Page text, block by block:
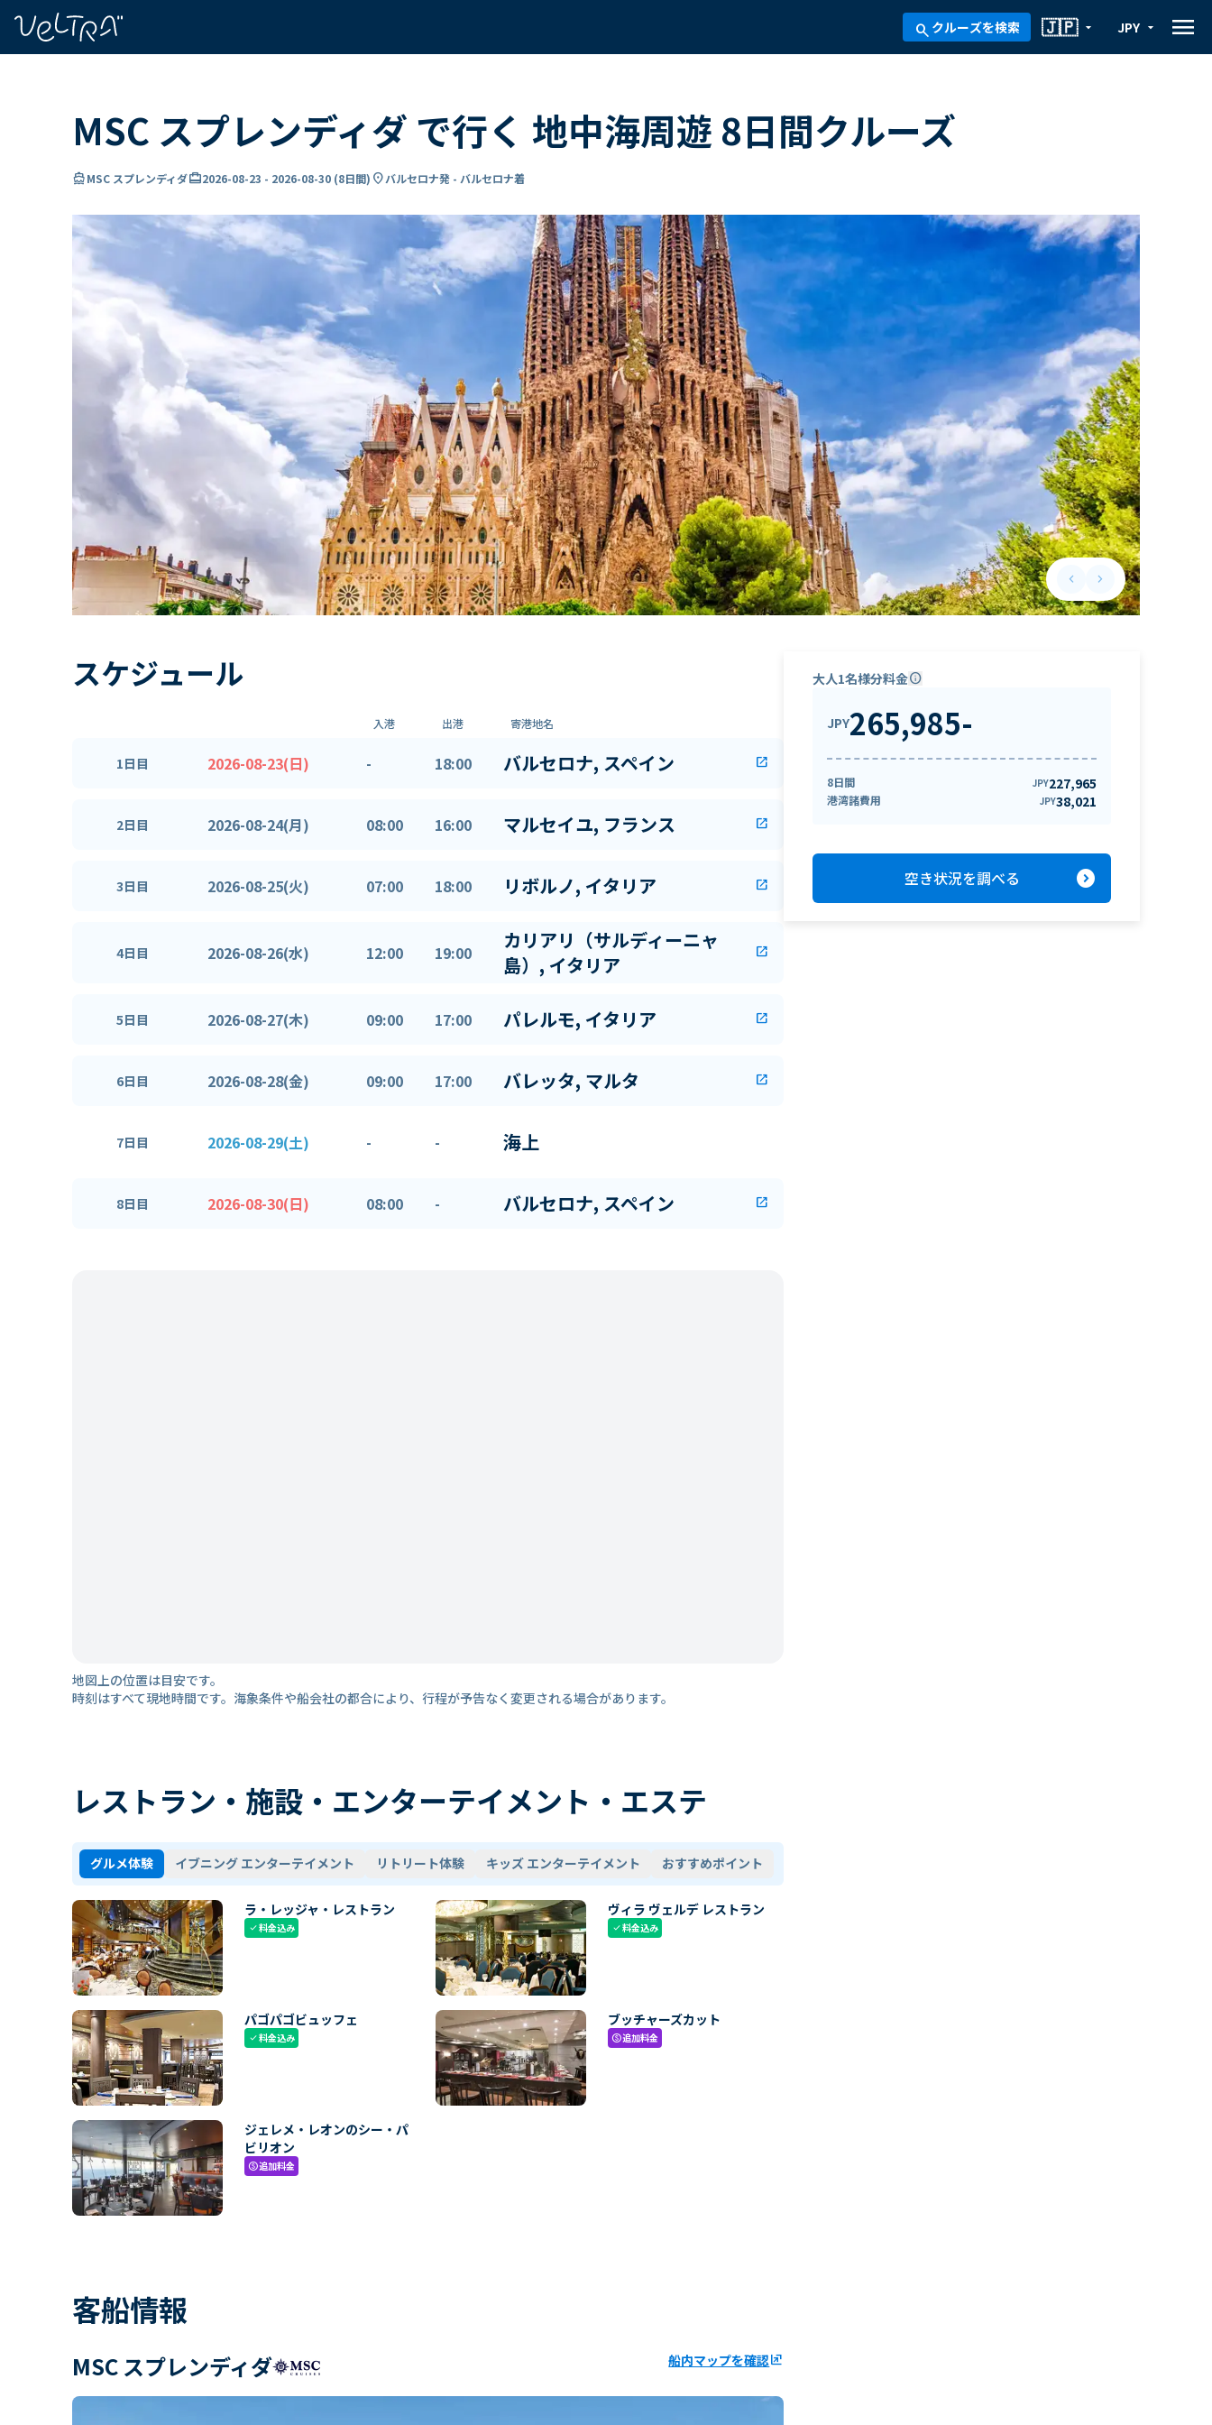
search クルーズを検索 arrow_drop_down
🇯🇵 arrow_drop_down
JPY menu
MSC スプレンディダ で行く 地中海周遊 8日間クルーズ
directions_boatMSC スプレンディダcard_travel2026-08-23 - 2026-08-30 (8日間) location_onバルセロナ発 - バルセロナ着
keyboard_arrow_leftPrevious slide
keyboard_arrow_rightNext slide
スケジュール
入港 出港 寄港地名
1日目 2026-08-23(日) - 18:00 バルセロナ, スペイン open_in_new
2日目 2026-08-24(月) 08:00 16:00 マルセイユ, フランス open_in_new
3日目 2026-08-25(火) 07:00 18:00 リボルノ, イタリア open_in_new
4日目 2026-08-26(水) 12:00 19:00
カリアリ（サルディーニャ
島）, イタリア
open_in_new
5日目 2026-08-27(木) 09:00 17:00 パレルモ, イタリア open_in_new
6日目 2026-08-28(金) 09:00 17:00 バレッタ, マルタ open_in_new
7日目 2026-08-29(土) - - 海上
8日目 2026-08-30(日) 08:00 - バルセロナ, スペイン open_in_new
地図上の位置は目安です。
時刻はすべて現地時間です。海象条件や船会社の都合により、行程が予告なく変更される場合があります。
レストラン・施設・エンターテイメント・エステ
グルメ体験 イブニング エンターテイメント リトリート体験 キッズ エンターテイメント おすすめポイント
ラ・レッジャ・レストラン
check料金込み
ヴィラ ヴェルデ レストラン
check料金込み
パゴパゴビュッフェ
check料金込み
ブッチャーズカット
paid追加料金
ジェレメ・レオンのシー・パ
ビリオン
paid追加料金
客船情報
MSC スプレンディダ 船内マップを確認ungroup
大人1名様分料金info
JPY265,985-
8日間 JPY227,965
港湾諸費用 JPY38,021
空き状況を調べる expand_circle_right